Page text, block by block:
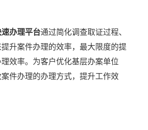
办理平台通过简化调查取证过程、
升案件办理的效率，最大限度的提
效率。为客户优化基层办案单位
件办理的办理方式，提升工作效